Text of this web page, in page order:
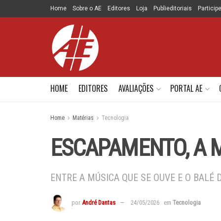
Home Sobre o AE Editores Loja Publieditoriais
HOME EDITORES AVALIAÇÕES PORTAL AE
Home Matérias Tecnologia
ESCAPAMENTO, A
ENTRE A MÚSICA QUE SE OUVE E O
por André Dantas 24/05/2026 em Tecnologia